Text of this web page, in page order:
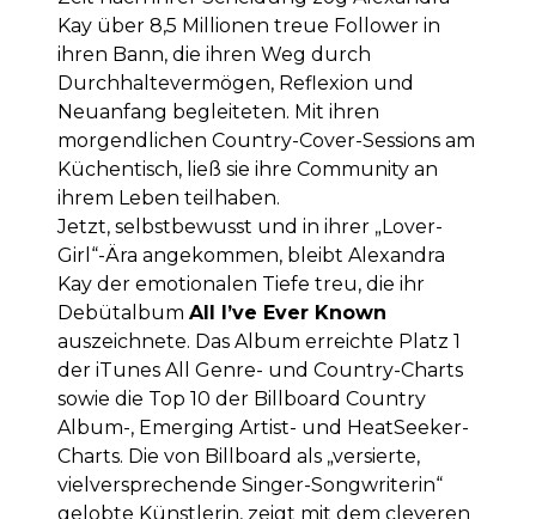
Kay über 8,5 Millionen treue Follower in
ihren Bann, die ihren Weg durch
Durchhaltevermögen, Reflexion und
Neuanfang begleiteten. Mit ihren
morgendlichen Country-Cover-Sessions am
Küchentisch, ließ sie ihre Community an
ihrem Leben teilhaben.
Jetzt, selbstbewusst und in ihrer „Lover-
Girl“-Ära angekommen, bleibt Alexandra
Kay der emotionalen Tiefe treu, die ihr
Debütalbum All I’ve Ever Known
auszeichnete. Das Album erreichte Platz 1
der iTunes All Genre- und Country-Charts
sowie die Top 10 der Billboard Country
Album-, Emerging Artist- und HeatSeeker-
Charts. Die von Billboard als „versierte,
vielversprechende Singer-Songwriterin“
gelobte Künstlerin, zeigt mit dem cleveren